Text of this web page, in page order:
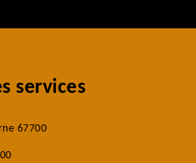
services
67700